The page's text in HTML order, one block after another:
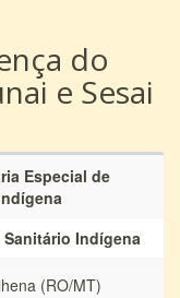
do
e Sesai
Especial de
Indígena
(RO/MT)